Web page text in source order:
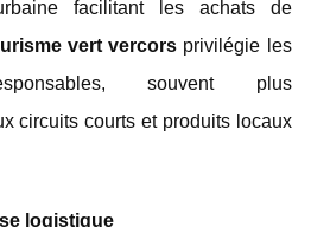
facilitant les achats de
vert vercors privilégie les
souvent plus
circuits courts et produits locaux
logistique